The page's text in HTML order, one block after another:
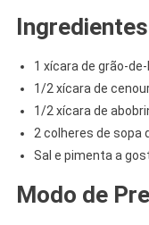
Ingredientes
1 xícara de grão-
1/2 xícara de
1/2 xícara de
2 colheres de sopa
Sal e pimenta a
Modo de